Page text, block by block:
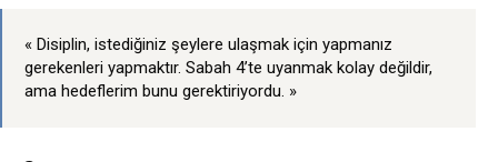
« Disiplin, istediğiniz şeylere ulaşmak için yapmanız
gerekenleri yapmaktır. Sabah 4’te uyanmak kolay değildir,
ama hedeflerim bunu gerektiriyordu. »